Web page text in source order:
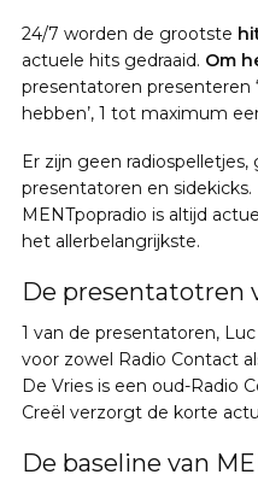
24/7 worden de grootste
actuele hits gedraaid. Om
presentatoren presenteren
hebben’, 1 tot maximum
Er zijn geen
presentatoren en sidekicks.
MENTpopradio is altijd
het allerbelangrijkste.
De presentatotren
1 van de presentatoren,
voor zowel Radio Contact
De Vries is een oud-Radio
Creël verzorgt de korte
De baseline van